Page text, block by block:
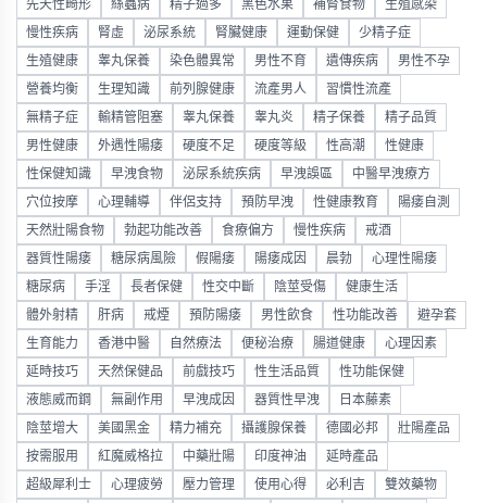
先天性畸形 絲蟲病 精子過多 黑色水果 補腎食物 生殖感染
慢性疾病 腎虛 泌尿系統 腎臟健康 運動保健 少精子症
生殖健康 睾丸保養 染色體異常 男性不育 遺傳疾病 男性不孕
營養均衡 生理知識 前列腺健康 流產男人 習慣性流產
無精子症 輸精管阻塞 睾丸保養 睾丸炎 精子保養 精子品質
男性健康 外遇性陽痿 硬度不足 硬度等級 性高潮 性健康
性保健知識 早洩食物 泌尿系統疾病 早洩誤區 中醫早洩療方
穴位按摩 心理輔導 伴侶支持 預防早洩 性健康教育 陽痿自測
天然壯陽食物 勃起功能改善 食療偏方 慢性疾病 戒酒
器質性陽痿 糖尿病風險 假陽痿 陽痿成因 晨勃 心理性陽痿
糖尿病 手淫 長者保健 性交中斷 陰莖受傷 健康生活
體外射精 肝病 戒煙 預防陽痿 男性飲食 性功能改善 避孕套
生育能力 香港中醫 自然療法 便秘治療 腸道健康 心理因素
延時技巧 天然保健品 前戲技巧 性生活品質 性功能保健
液態威而鋼 無副作用 早洩成因 器質性早洩 日本藤素
陰莖增大 美國黑金 精力補充 攝護腺保養 德國必邦 壯陽產品
按需服用 紅魔威格拉 中藥壯陽 印度神油 延時產品
超級犀利士 心理疲勞 壓力管理 使用心得 必利吉 雙效藥物